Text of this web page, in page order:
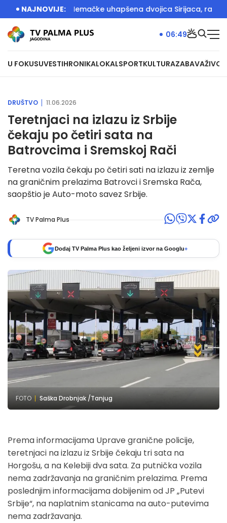
NAJNOVIJE:
U akciji Srbije i Nemačke uhapšena dvojica Sirijaca,
U FOKUSUVESTIHRONIKALOKALSPORTKULTURAZABAVAŽIVOT
06:49
DRUŠTVO 11.06.2026
Teretnjaci na izlazu iz Srbije
čekaju po četiri sata na
Batrovcima i Sremskoj Rači
Teretna vozila čekaju po četiri sati na izlazu iz zemlje
na graničnim prelazima Batrovci i Sremska Rača,
saopštio je Auto-moto savez Srbije.
TV Palma Plus
Dodaj TV Palma Plus kao željeni izvor na Googlu+
FOTO Saška Drobnjak /Tanjug
Prema informacijama Uprave granične policije,
teretnjaci na izlazu iz Srbije čekaju tri sata na
Horgošu, a na Kelebiji dva sata. Za putnička vozila
nema zadržavanja na graničnim prelazima. Prema
poslednjim informacijama dobijenim od JP „Putevi
Srbije“, na naplatnim stanicama na auto-putevima
nema zadržavanja.